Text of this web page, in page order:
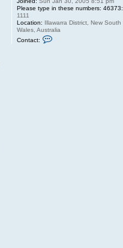
Please type in these numbers: 46373:
1111
Location: Illawarra District, New South
Wales, Australia
Contact: